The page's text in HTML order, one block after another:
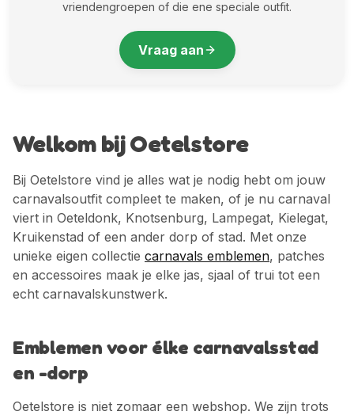
vriendengroepen of die ene speciale outfit.
Vraag aan
Welkom bij Oetelstore
Bij Oetelstore vind je alles wat je nodig hebt om jouw
carnavalsoutfit compleet te maken, of je nu carnaval
viert in Oeteldonk, Knotsenburg, Lampegat, Kielegat,
Kruikenstad of een ander dorp of stad. Met onze
unieke eigen collectie carnavals emblemen, patches
en accessoires maak je elke jas, sjaal of trui tot een
echt carnavalskunstwerk.
Emblemen voor élke carnavalsstad
en -dorp
Oetelstore is niet zomaar een webshop. We zijn trots